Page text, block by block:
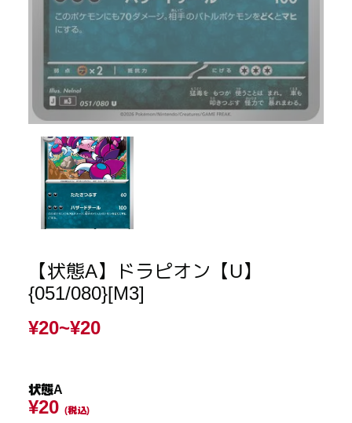
【状態A】ドラピオン【U】
{051/080}[M3]
¥20~¥20
状態A
¥20 (税込)